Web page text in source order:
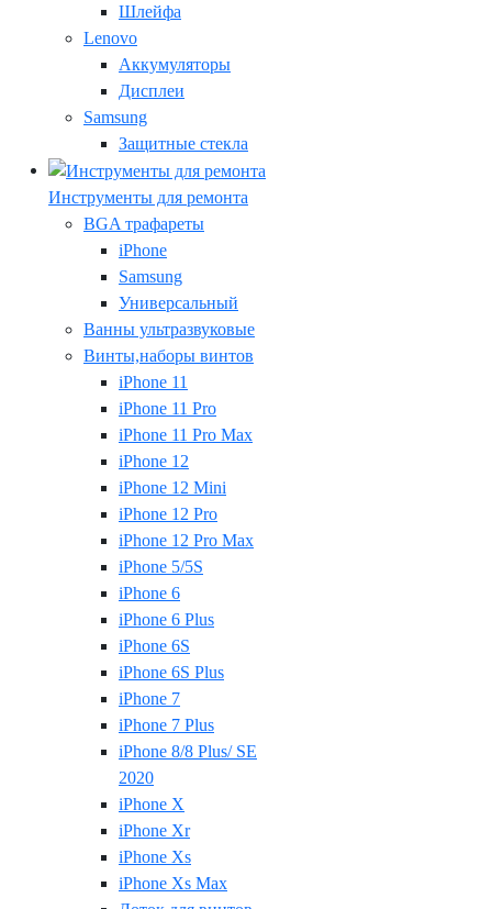
Шлейфа
Lenovo
Аккумуляторы
Дисплеи
Samsung
Защитные стекла
Инструменты для ремонта
BGA трафареты
iPhone
Samsung
Универсальный
Ванны ультразвуковые
Винты,наборы винтов
iPhone 11
iPhone 11 Pro
iPhone 11 Pro Max
iPhone 12
iPhone 12 Mini
iPhone 12 Pro
iPhone 12 Pro Max
iPhone 5/5S
iPhone 6
iPhone 6 Plus
iPhone 6S
iPhone 6S Plus
iPhone 7
iPhone 7 Plus
iPhone 8/8 Plus/ SE
2020
iPhone X
iPhone Xr
iPhone Xs
iPhone Xs Max